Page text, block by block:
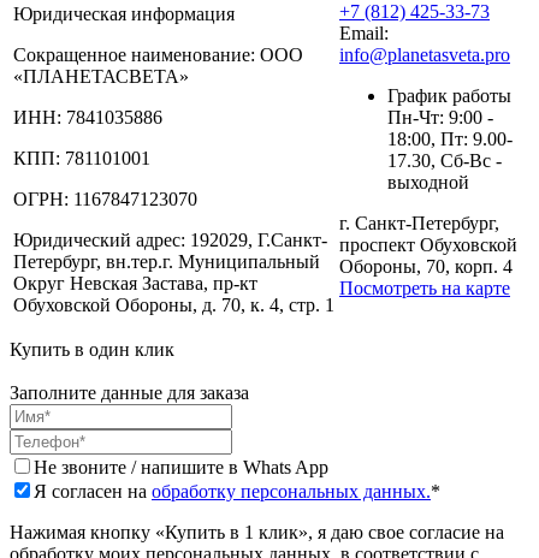
Юридическая информация
Сокращенное наименование: ООО
«ПЛАНЕТАСВЕТА»
ИНН: 7841035886
КПП: 781101001
ОГРН: 1167847123070
Юридический адрес: 192029, Г.Санкт-
Петербург, вн.тер.г. Муниципальный
Округ Невская Застава, пр-кт
Обуховской Обороны, д. 70, к. 4, стр. 1
+7 (812) 425-33-73
Email:
info@planetasveta.pro
График работы
Пн-Чт: 9:00 -
18:00, Пт: 9.00-
17.30, Сб-Вс -
выходной
г. Санкт-Петербург,
проспект Обуховской
Обороны, 70, корп. 4
Посмотреть на карте
Купить в один клик
Заполните данные для заказа
Не звоните / напишите в Whats App
Я согласен на обработку персональных данных.*
Нажимая кнопку «Купить в 1 клик», я даю свое согласие на